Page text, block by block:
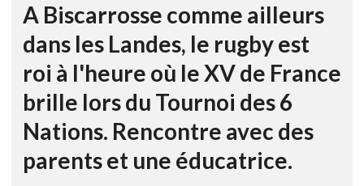
A Biscarrosse comme ailleurs
dans les Landes, le rugby est
roi à l'heure où le XV de France
brille lors du Tournoi des 6
Nations. Rencontre avec des
parents et une éducatrice.